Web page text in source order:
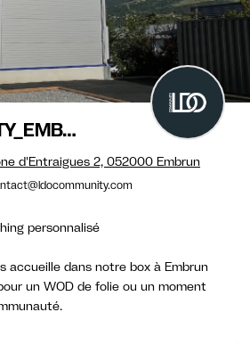
LDO COMMUNITY_EMBRUN
d'Entraigues 2, 052000 Embrun
personnalisé
accueille dans notre box à Embrun
un WOD de folie ou un moment